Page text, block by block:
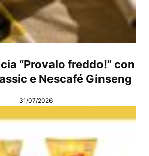
“Provalo freddo!” con
e Nescafé Ginseng
31/07/2026